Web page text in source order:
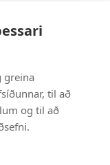
greina
til að
og til að